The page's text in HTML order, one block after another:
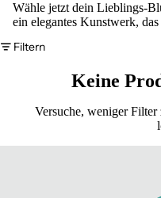
Wähle jetzt dein Lieblings-
ein elegantes Kunstwerk,
Filtern
Keine
Versuche, weniger